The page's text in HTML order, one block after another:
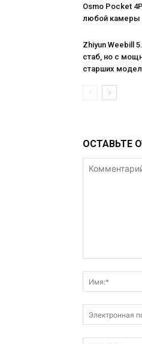
Osmo Pocket
любой камеры
Zhiyun Weebill
стаб, но с
старших
ОСТАВЬТЕ